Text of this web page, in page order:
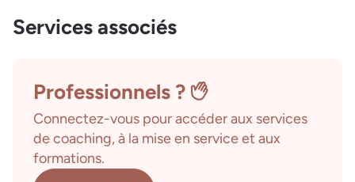
Services associés
Professionnels ?
Connectez-vous pour accéder aux services
de coaching, à la mise en service et aux
formations.